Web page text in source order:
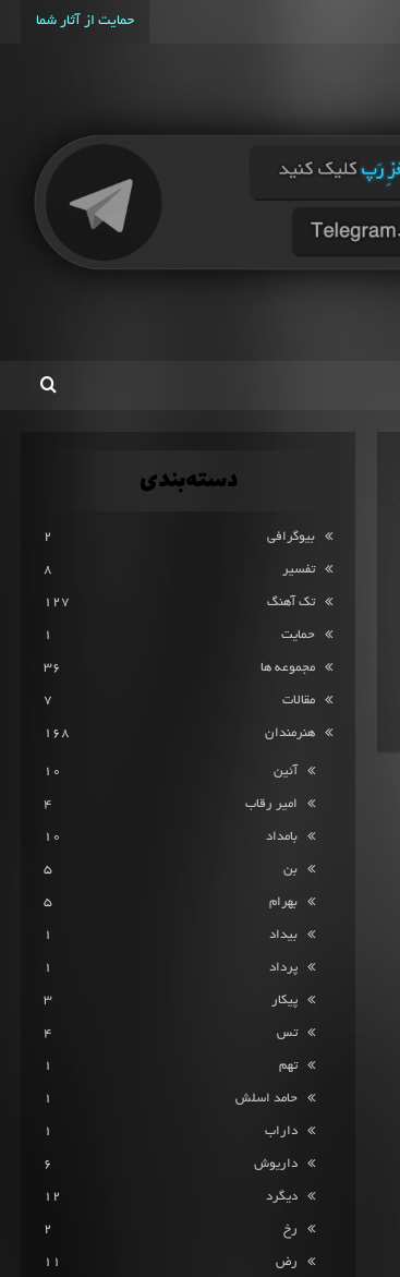
حمایت از آثار شما
دسته‌بندی
بیوگرافی 2
تفسیر 8
تک آهنگ 127
حمایت 1
مجموعه ها 36
مقالات 7
هنرمندان 168
آئین 10
امیر رقاب 4
بامداد 10
بن 5
بهرام 5
بیداد 1
پرداد 1
پیکار 3
تس 4
تهم 1
حامد اسلش 1
داراب 1
داریوش 6
دیگرد 12
رخ 2
رض 11